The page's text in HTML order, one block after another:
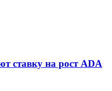
ставку на рост ADA